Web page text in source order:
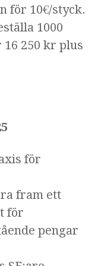
för 10€/styck.
1000
250 kr plus
för
fram ett
för
pengar